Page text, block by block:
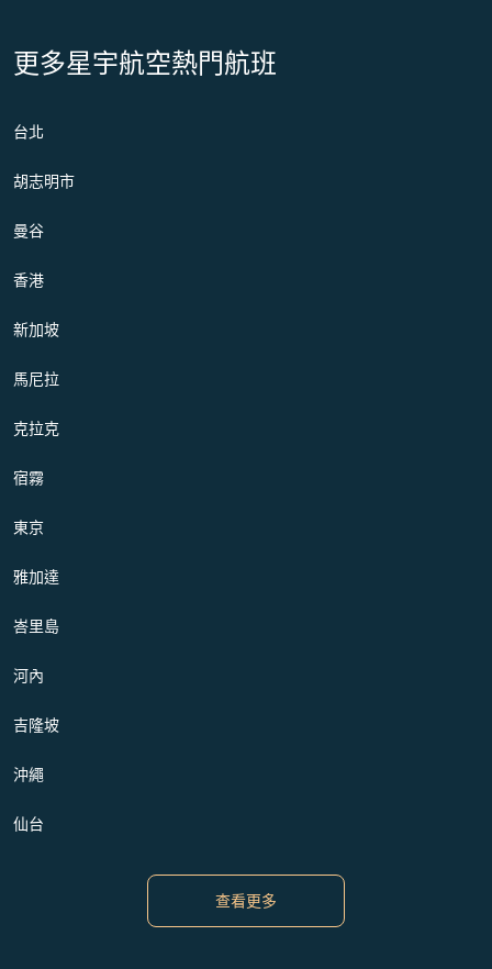
更多星宇航空熱門航班
台北
胡志明市
曼谷
香港
新加坡
馬尼拉
克拉克
宿霧
東京
雅加達
峇里島
河內
吉隆坡
沖繩
仙台
查看更多